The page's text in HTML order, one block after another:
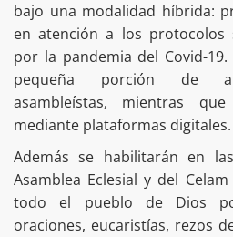
bajo una modalidad híbrida:
en atención a los protocolos
por la pandemia del Covid-
pequeña porción de
asambleístas, mientras
mediante plataformas digitales.
Además se habilitarán en
Asamblea Eclesial y del
todo el pueblo de Dios
oraciones, eucaristías, rezos